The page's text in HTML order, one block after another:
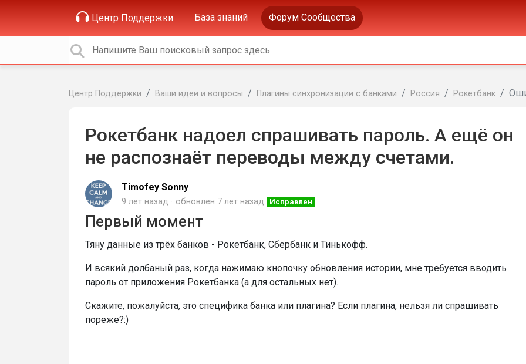
Центр Поддержки База знаний Форум Сообщества
Центр Поддержки Ваши идеи и вопросы Плагины синхронизации с банками Россия Рокетбанк
Рокетбанк надоел спрашивать пароль. А ещё он
не распознаёт переводы между счетами.
Timofey Sonny
9 лет назад обновлен 7 лет назад Исправлен
Первый момент
Тяну данные из трёх банков - Рокетбанк, Сбербанк и Тинькофф.
И всякий долбаный раз, когда нажимаю кнопочку обновления истории, мне требуется вводить
пароль от приложения Рокетбанка (а для остальных нет).
Скажите, пожалуйста, это специфика банка или плагина? Если плагина, нельзя ли спрашивать
пореже?:)